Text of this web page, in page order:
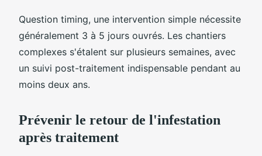
Question timing, une intervention simple nécessite
généralement 3 à 5 jours ouvrés. Les chantiers
complexes s'étalent sur plusieurs semaines, avec
un suivi post-traitement indispensable pendant au
moins deux ans.
Prévenir le retour de l'infestation
après traitement